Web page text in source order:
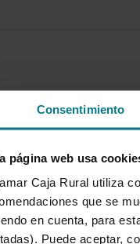
Consentimiento
página web usa
Caja Rural utiliza
que se
en cuenta, para
Puede aceptar,